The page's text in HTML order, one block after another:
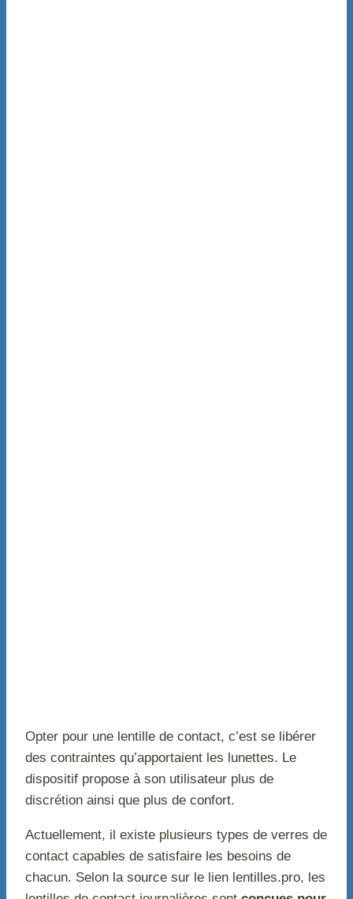
Opter pour une lentille de contact, c’est se libérer
des contraintes qu’apportaient les lunettes. Le
dispositif propose à son utilisateur plus de
discrétion ainsi que plus de confort.
Actuellement, il existe plusieurs types de verres de
contact capables de satisfaire les besoins de
chacun. Selon la source sur le lien lentilles.pro, les